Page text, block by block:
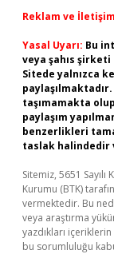
Reklam ve
Yasal Uyarı: Bu
veya şahıs
Sitede yalnızca
taşımamakta
paylaşım
benzerlikleri
taslak halindedir
Sitemiz, 5651
Kurumu (BTK)
vermektedir. Bu
veya araştırma
yazdıkları
bu sorumluluğu